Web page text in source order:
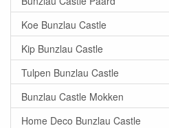
Koe Bunzlau Castle
Kip Bunzlau Castle
Tulpen Bunzlau Castle
Bunzlau Castle Mokken
Home Deco Bunzlau Castle